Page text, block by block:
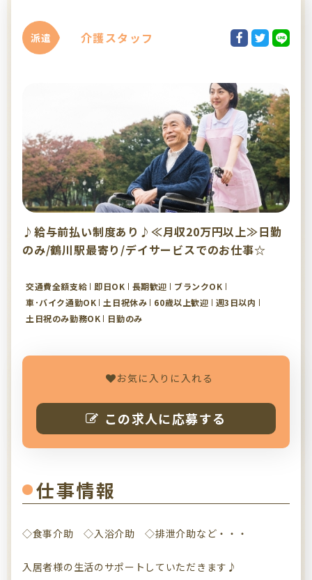
派遣 介護スタッフ
♪給与前払い制度あり♪≪月収20万円以上≫日勤
のみ/鶴川駅最寄り/デイサービスでのお仕事☆
交通費全額支給 即日OK 長期歓迎
ブランクOK
車･バイク通勤OK
土日祝休み 60歳以上歓迎
週3日以内
土日祝のみ勤務OK
日勤のみ
お気に入りに入れる
この求人に応募する
仕事情報
◇食事介助 ◇入浴介助 ◇排泄介助など・・・
入居者様の生活のサポートしていただきます♪